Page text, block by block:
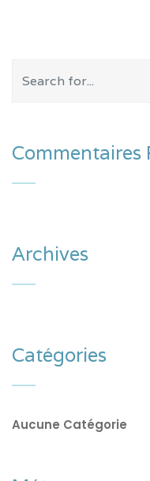
Commentaires
Archives
Catégories
Aucune Catégorie